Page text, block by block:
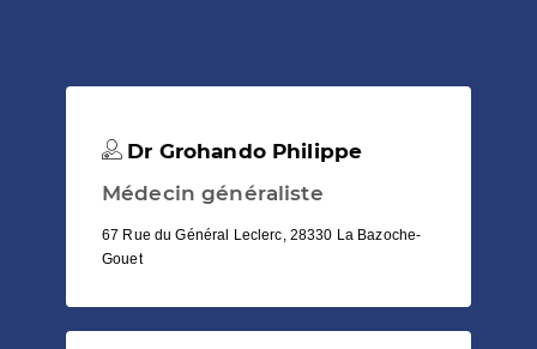
Dr Grohando Philippe
Médecin généraliste
67 Rue du Général Leclerc, 28330 La Bazoche-
Gouet